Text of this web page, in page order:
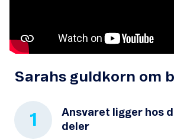
Sarahs guldkorn om
1
Ansvaret ligger hos
deler